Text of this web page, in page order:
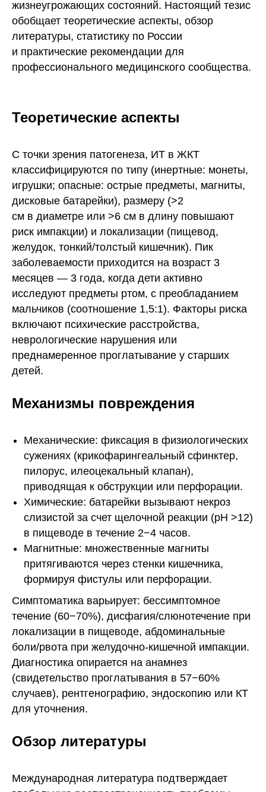
жизнеугрожающих состояний. Настоящий тезис
обобщает теоретические аспекты, обзор
литературы, статистику по России
и практические рекомендации для
профессионального медицинского сообщества.
Теоретические аспекты
С точки зрения патогенеза, ИТ в ЖКТ
классифицируются по типу (инертные: монеты,
игрушки; опасные: острые предметы, магниты,
дисковые батарейки), размеру (>2
см в диаметре или >6 см в длину повышают
риск импакции) и локализации (пищевод,
желудок, тонкий/толстый кишечник). Пик
заболеваемости приходится на возраст 3
месяцев — 3 года, когда дети активно
исследуют предметы ртом, с преобладанием
мальчиков (соотношение 1,5:1). Факторы риска
включают психические расстройства,
неврологические нарушения или
преднамеренное проглатывание у старших
детей.
Механизмы повреждения
Механические: фиксация в физиологических
сужениях (крикофарингеальный сфинктер,
пилорус, илеоцекальный клапан),
приводящая к обструкции или перфорации.
Химические: батарейки вызывают некроз
слизистой за счет щелочной реакции (pH >12)
в пищеводе в течение 2−4 часов.
Магнитные: множественные магниты
притягиваются через стенки кишечника,
формируя фистулы или перфорации.
Симптоматика варьирует: бессимптомное
течение (60−70%), дисфагия/слюнотечение при
локализации в пищеводе, абдоминальные
боли/рвота при желудочно-кишечной импакции.
Диагностика опирается на анамнез
(свидетельство проглатывания в 57−60%
случаев), рентгенографию, эндоскопию или КТ
для уточнения.
Обзор литературы
Международная литература подтверждает